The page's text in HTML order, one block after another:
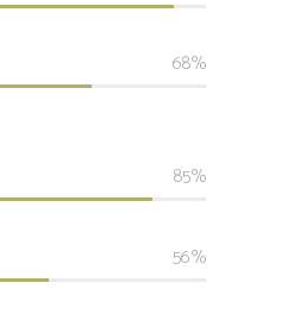
68
85
56